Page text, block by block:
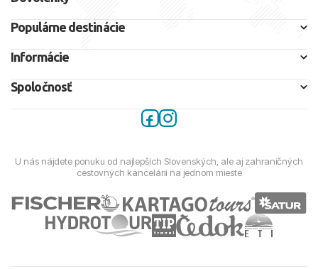
Populárne destinácie
Informácie
Spoločnosť
U nás nájdete ponuku od najlepších Slovenských, ale aj zahraničných
cestovných kancelárií na jednom mieste